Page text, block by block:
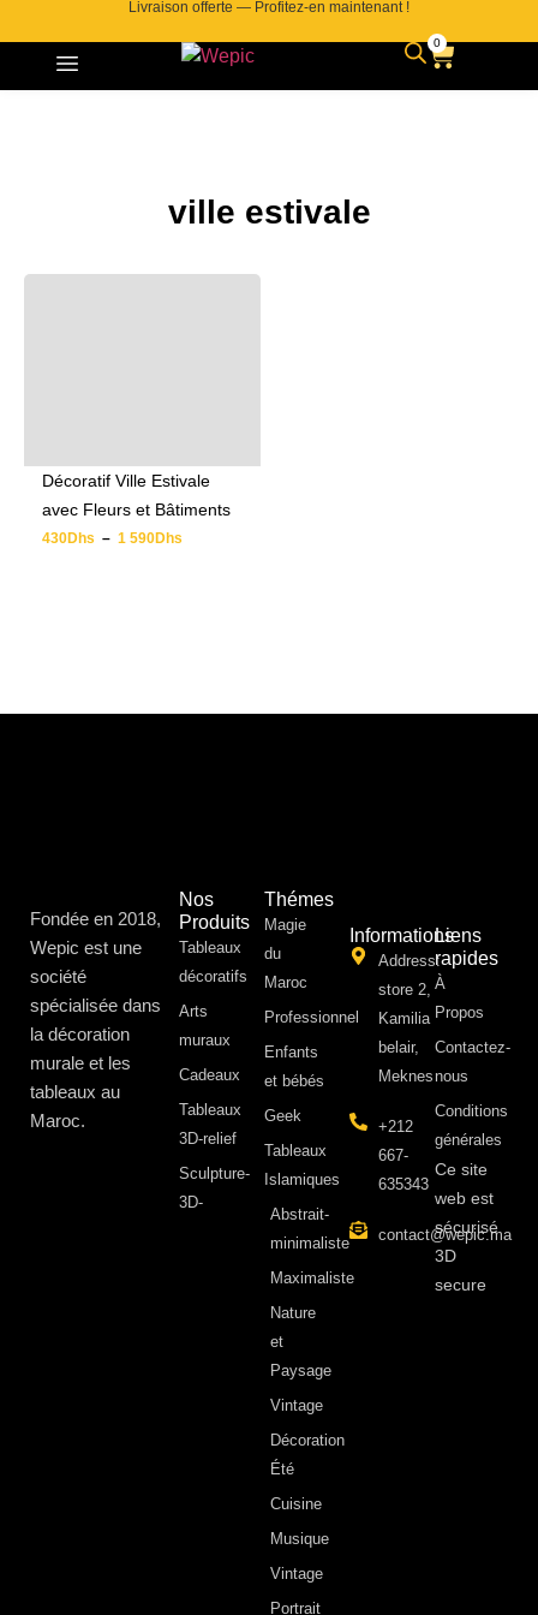
Livraison offerte — Profitez-en maintenant !
0
ville estivale
Décoratif Ville Estivale
avec Fleurs et Bâtiments
430Dhs – 1 590Dhs
Fondée en 2018,
Wepic est une
société
spécialisée dans
la décoration
murale et les
tableaux au
Maroc.
Nos
Produits
Tableaux
décoratifs
Arts
muraux
Cadeaux
Tableaux
3D-relief
Sculpture-
3D-
Thémes
Magie
du
Maroc
Professionnel
Enfants
et bébés
Geek
Tableaux
Islamiques
Abstrait-
minimaliste
Maximaliste
Nature
et
Paysage
Vintage
Décoration
Été
Cuisine
Musique
Vintage
Portrait
Informations
Address:
store 2,
Kamilia
belair,
Meknes
+212
667-
635343
contact@wepic.ma
Liens
rapides
À
Propos ​
Contactez-
nous
Conditions
générales
Ce site
web est
sécurisé
3D
secure